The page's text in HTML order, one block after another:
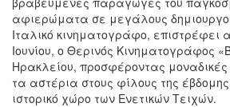
ΤΟΠΟΣ
ΜΑΣ
αφιερώματα σε μεγάλους
Ιταλικό κινηματογράφο, επιστρέφει
Ιουνίου, ο Θερινός Κινηματογράφος
Ηρακλείου, προσφέροντας
τα αστέρια στους φίλους της
ιστορικό χώρο των Ενετικών Τειχών.